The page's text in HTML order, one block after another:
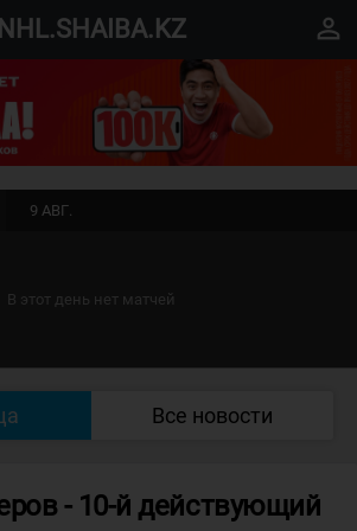
NHL.SHAIBA.KZ perm_identity
9 АВГ.
В этот день нет матчей
Все новости
- 10-й действующий